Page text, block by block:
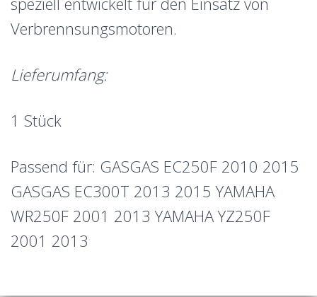
Verbrennsungsmotoren.
Lieferumfang:
1 Stück
Passend für: GASGAS EC250F 2010 2015
GASGAS EC300T 2013 2015 YAMAHA
WR250F 2001 2013 YAMAHA YZ250F
2001 2013